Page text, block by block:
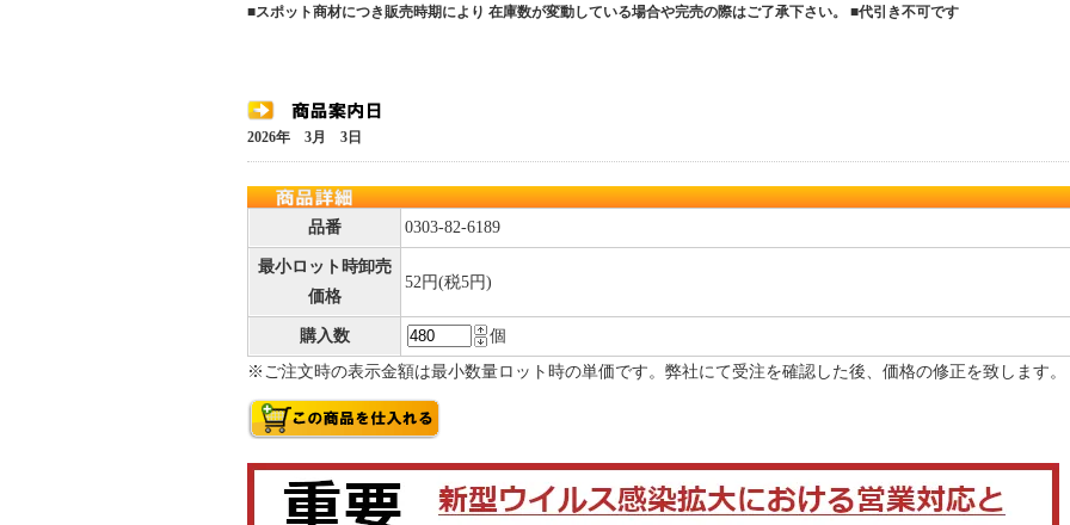
■スポット商材につき販売時期により 在庫数が変動している場合や完売の際はご了承下さい。 ■代引き不可です
2026年 3月 3日
品番 0303-82-6189
最小ロット時卸売
価格
52円(税5円)
購入数
個
※ご注文時の表示金額は最小数量ロット時の単価です。弊社にて受注を確認した後、価格の修正を致します。